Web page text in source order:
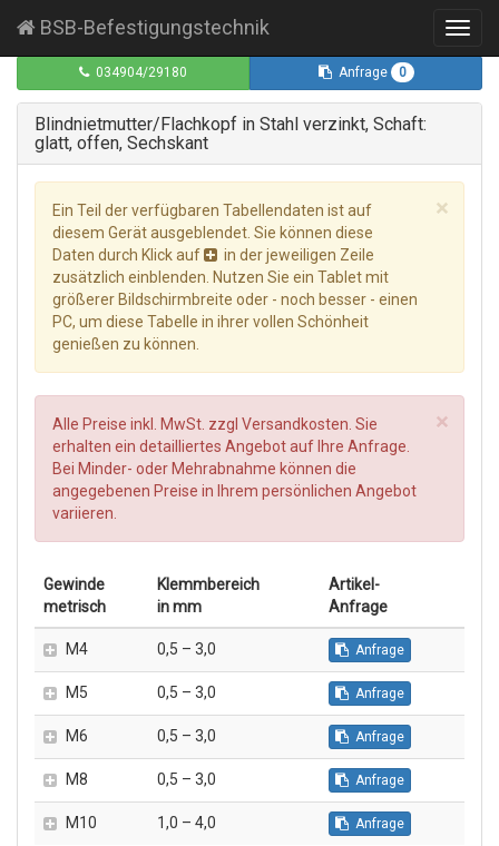
BSB-Befestigungstechnik
Blindnietmutter/Flachkopf in Stahl verzinkt, Schaft:
glatt, offen, Sechskant
×
Ein Teil der verfügbaren Tabellendaten ist auf
diesem Gerät ausgeblendet. Sie können diese
Daten durch Klick auf
in der jeweiligen Zeile
zusätzlich einblenden. Nutzen Sie ein Tablet mit
größerer Bildschirmbreite oder - noch besser - einen
PC, um diese Tabelle in ihrer vollen Schönheit
genießen zu können.
×
Alle Preise inkl. MwSt. zzgl Versandkosten. Sie
erhalten ein detailliertes Angebot auf Ihre Anfrage.
Bei Minder- oder Mehrabnahme können die
angegebenen Preise in Ihrem persönlichen Angebot
variieren.
Gewinde
metrisch
Klemm­bereich
in mm
Artikel-
Anfrage
M4 0,5 – 3,0 Anfrage
M5 0,5 – 3,0 Anfrage
M6 0,5 – 3,0 Anfrage
M8 0,5 – 3,0 Anfrage
M10 1,0 – 4,0 Anfrage
034904/29180 Anfrage 0